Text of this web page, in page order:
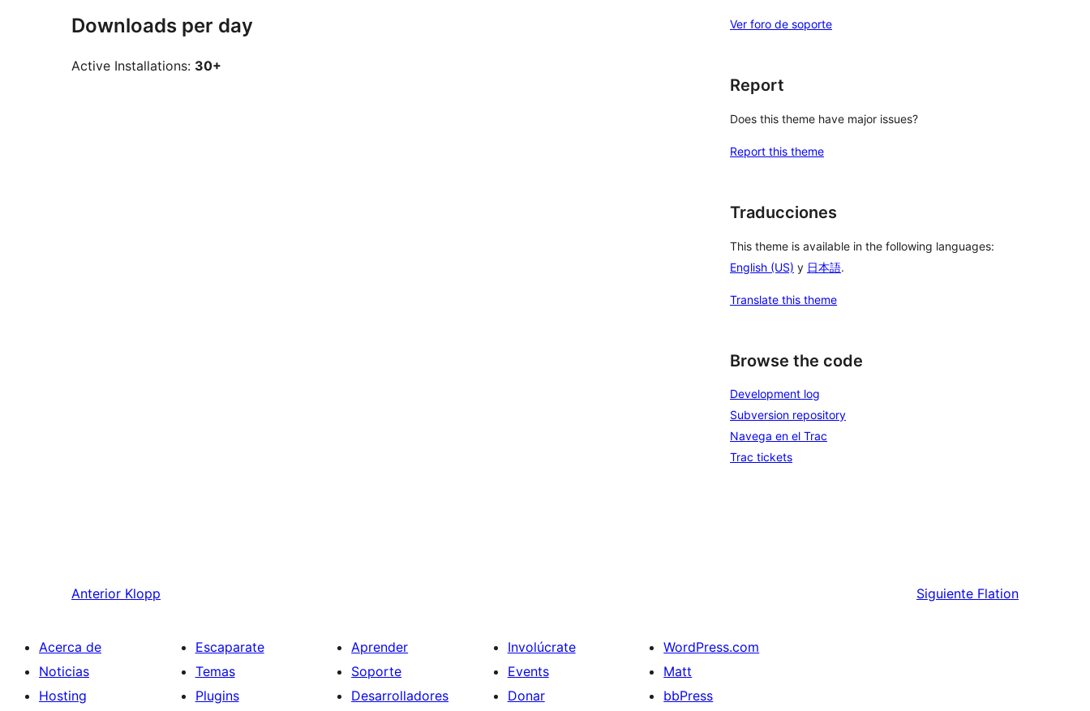
Downloads per day
Active Installations: 30+
Ver foro de soporte
Report
Does this theme have major issues?
Report this theme
Traducciones
This theme is available in the following languages:
English (US) y 日本語.
Translate this theme
Browse the code
Development log
Subversion repository
Navega en el Trac
Trac tickets
Anterior Klopp Siguiente Flation
Acerca de
Noticias
Hosting
Escaparate
Temas
Plugins
Aprender
Soporte
Desarrolladores
Involúcrate
Events
Donar
WordPress.com
Matt
bbPress